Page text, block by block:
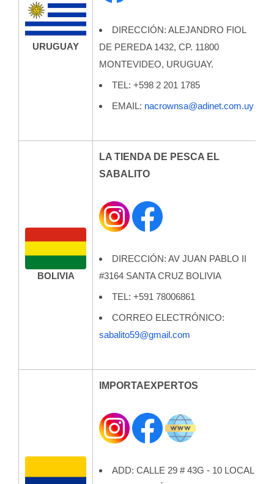
URUGUAY
DIRECCIÓN: ALEJANDRO FIOL
DE PEREDA 1432, CP. 11800
MONTEVIDEO, URUGUAY.
TEL: +598 2 201 1785
EMAIL: nacrownsa@adinet.com.uy
BOLIVIA
LA TIENDA DE PESCA EL
SABALITO
DIRECCIÓN: AV JUAN PABLO II
#3164 SANTA CRUZ BOLIVIA
TEL:+591 78006861
CORREO ELECTRÓNICO:
sabalito59@gmail.com
IMPORTAEXPERTOS
ADD: CALLE 29 # 43G - 10 LOCAL